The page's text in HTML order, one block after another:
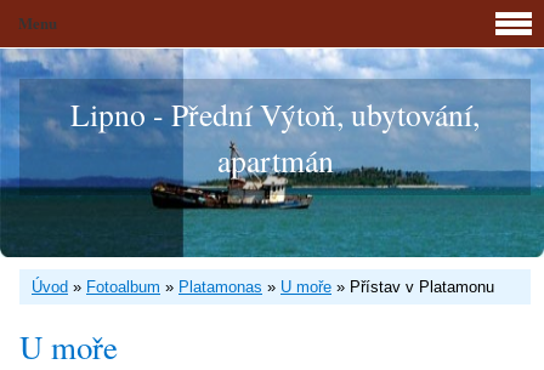
Lipno - Přední Výtoň, ubytování,
apartmán
Úvod » Fotoalbum » Platamonas » U moře » Přístav v Platamonu
U moře
Menu